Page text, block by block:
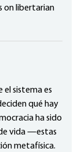
on libertarian
el sistema es
qué hay
ha sido
vida —estas
metafísica.